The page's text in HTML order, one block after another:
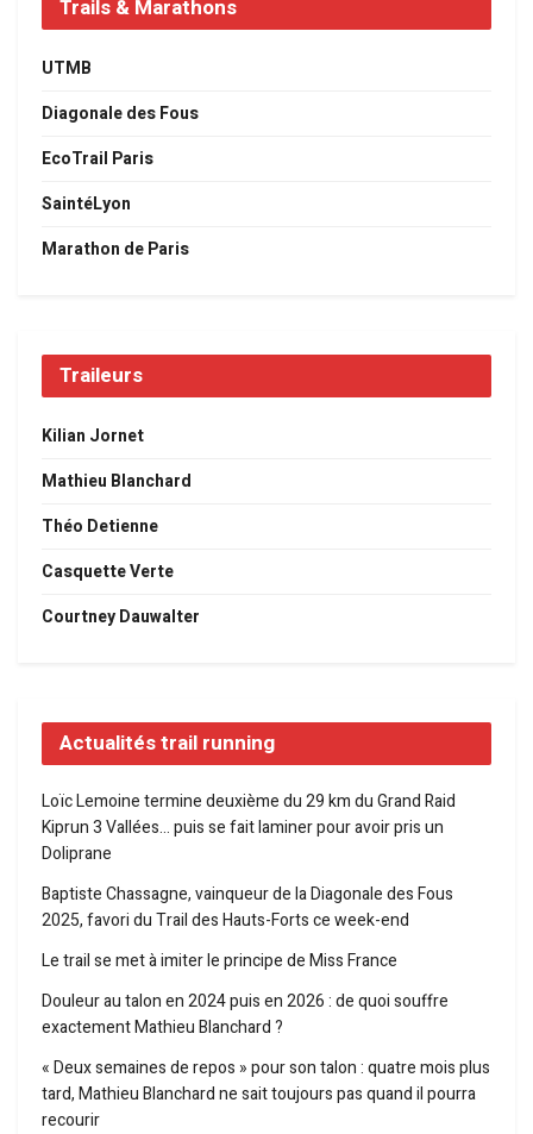
Trails & Marathons
UTMB
Diagonale des Fous
EcoTrail Paris
SaintéLyon
Marathon de Paris
Traileurs
Kilian Jornet
Mathieu Blanchard
Théo Detienne
Casquette Verte
Courtney Dauwalter
Actualités trail running
Loïc Lemoine termine deuxième du 29 km du Grand Raid
Kiprun 3 Vallées… puis se fait laminer pour avoir pris un
Doliprane
Baptiste Chassagne, vainqueur de la Diagonale des Fous
2025, favori du Trail des Hauts-Forts ce week-end
Le trail se met à imiter le principe de Miss France
Douleur au talon en 2024 puis en 2026 : de quoi souffre
exactement Mathieu Blanchard ?
« Deux semaines de repos » pour son talon : quatre mois plus
tard, Mathieu Blanchard ne sait toujours pas quand il pourra
recourir